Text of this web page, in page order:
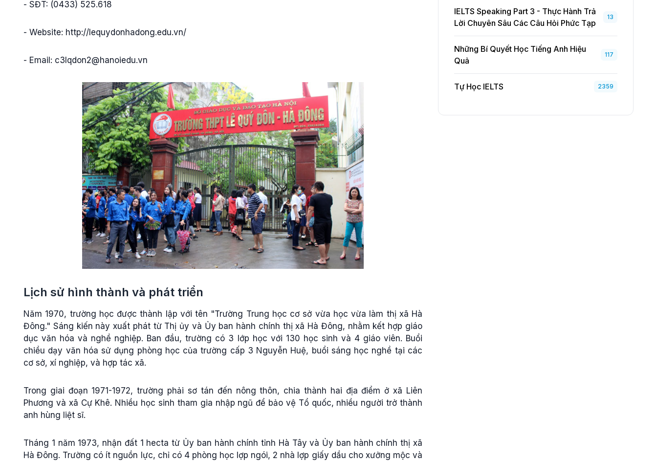
- SĐT: (0433) 525.618
- Website: http://lequydonhadong.edu.vn/
- Email: c3lqdon2@hanoiedu.vn
Lịch sử hình thành và phát triển
Năm 1970, trường học được thành lập với tên "Trường Trung học cơ sở vừa học vừa làm thị xã Hà
Đông." Sáng kiến này xuất phát từ Thị ủy và Ủy ban hành chính thị xã Hà Đông, nhằm kết hợp giáo
dục văn hóa và nghề nghiệp. Ban đầu, trường có 3 lớp học với 130 học sinh và 4 giáo viên. Buổi
chiều dạy văn hóa sử dụng phòng học của trường cấp 3 Nguyễn Huệ, buổi sáng học nghề tại các
cơ sở, xí nghiệp, và hợp tác xã.
Trong giai đoạn 1971-1972, trường phải sơ tán đến nông thôn, chia thành hai địa điểm ở xã Liên
Phương và xã Cự Khê. Nhiều học sinh tham gia nhập ngũ để bảo vệ Tổ quốc, nhiều người trở thành
anh hùng liệt sĩ.
Tháng 1 năm 1973, nhận đất 1 hecta từ Ủy ban hành chính tỉnh Hà Tây và Ủy ban hành chính thị xã
Hà Đông. Trường có ít nguồn lực, chỉ có 4 phòng học lợp ngói, 2 nhà lợp giấy dầu cho xưởng mộc và
IELTS Speaking Part 3 - Thực Hành Trả
Lời Chuyên Sâu Các Câu Hỏi Phức Tạp
13
Những Bí Quyết Học Tiếng Anh Hiệu
Quả
117
Tự Học IELTS 2359